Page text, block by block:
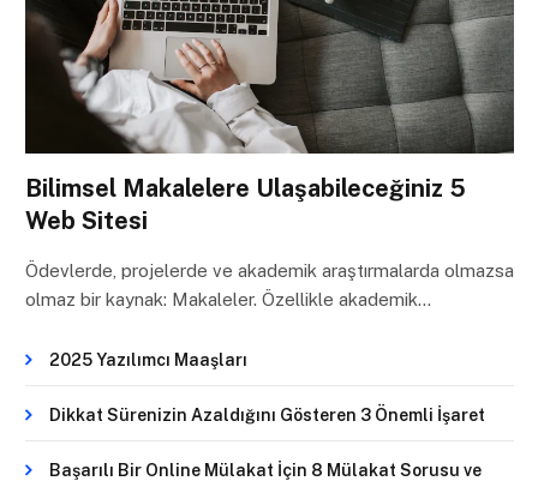
Bilimsel Makalelere Ulaşabileceğiniz 5
Web Sitesi
Ödevlerde, projelerde ve akademik araştırmalarda olmazsa
olmaz bir kaynak: Makaleler. Özellikle akademik…
2025 Yazılımcı Maaşları
Dikkat Sürenizin Azaldığını Gösteren 3 Önemli İşaret
Başarılı Bir Online Mülakat İçin 8 Mülakat Sorusu ve